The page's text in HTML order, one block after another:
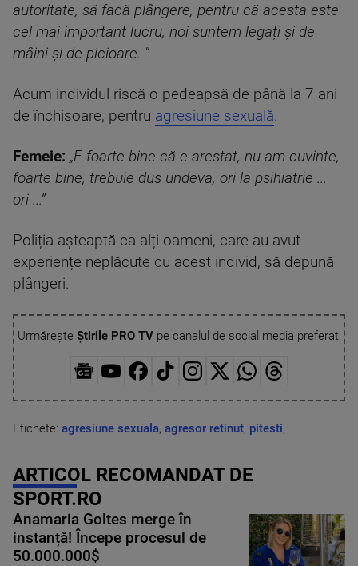
autoritate, să facă plângere, pentru că acesta este
cel mai important lucru, noi suntem legați și de
mâini și de picioare. "
Acum individul riscă o pedeapsă de până la 7 ani
de închisoare, pentru agresiune sexuală.
Femeie: „E foarte bine că e arestat, nu am cuvinte,
foarte bine, trebuie dus undeva, ori la psihiatrie ...
ori ...”
Poliția așteaptă ca alți oameni, care au avut
experiențe neplăcute cu acest individ, să depună
plângeri.
Urmărește Știrile PRO TVpe canalul de social media preferat:
Etichete: agresiune sexuala, agresor retinut, pitesti,
ARTICOL RECOMANDAT DE
SPORT.RO
Anamaria Goltes merge în
instanță! Începe procesul de
50.000.000$